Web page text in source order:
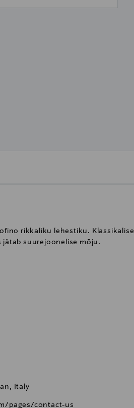
rikkaliku lehestiku. Klassikalise
jätab suurejoonelise mõju.
Italy
pages/contact-us